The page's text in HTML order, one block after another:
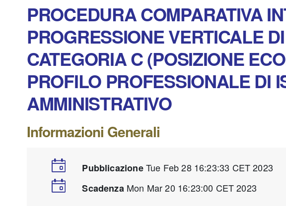
PROCEDURA COMPARATIVA
PROGRESSIONE VERTICALE
CATEGORIA C (POSIZIONE
PROFILO PROFESSIONALE DI
AMMINISTRATIVO
Informazioni Generali
PubblicazioneTue Feb 28 16:23:33 CET 2023
Scadenza Mon Mar 20 16:23:00 CET 2023